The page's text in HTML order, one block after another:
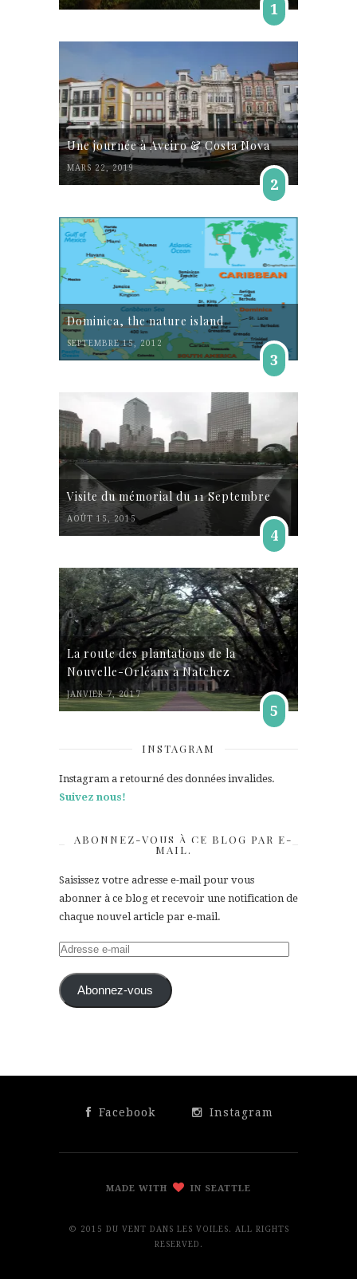
1
Une journée à Aveiro & Costa Nova
MARS 22, 2019
2
Dominica, the nature island
SEPTEMBRE 15, 2012
3
Visite du mémorial du 11 Septembre
AOÛT 15, 2015
4
La route des plantations de la
Nouvelle-Orléans à Natchez
JANVIER 7, 2017
5
INSTAGRAM
Instagram a retourné des données invalides.
Suivez nous!
ABONNEZ-VOUS À CE BLOG PAR E-
MAIL.
Saisissez votre adresse e-mail pour vous
abonner à ce blog et recevoir une notification de
chaque nouvel article par e-mail.
Adresse
mail Abonnez-vous
Facebook Instagram
MADE WITH IN SEATTLE
© 2015 DU VENT DANS LES VOILES. ALL RIGHTS
RESERVED.